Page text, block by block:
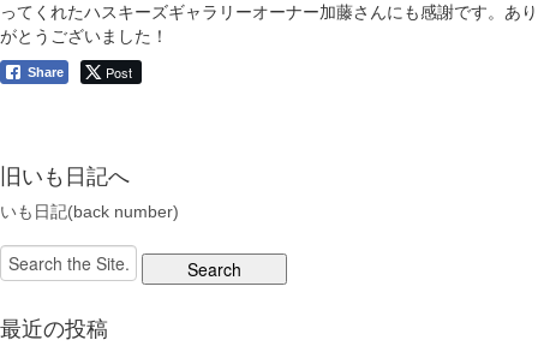
ってくれたハスキーズギャラリーオーナー加藤さんにも感謝です。あり
がとうございました！
Share Post
旧いも日記へ
いも日記(back number)
Search
for:
最近の投稿